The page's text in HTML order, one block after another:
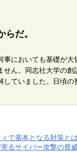
だ。
においても基礎が
ん。同志社大学の
ていました。日頃の
で基本となる対策とは
るサイバー攻撃の脅